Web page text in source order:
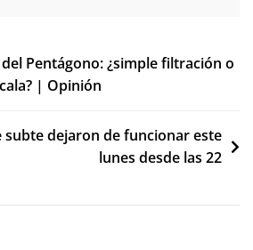
Pentágono: ¿simple filtración o
| Opinión
subte dejaron de funcionar este
lunes desde las 22